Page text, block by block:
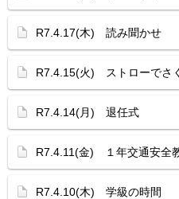
R7.4.17(木) 読み聞かせ
R7.4.15(火) ストローでさ
R7.4.14(月) 退任式
R7.4.11(金) １年交通安全
R7.4.10(木) 学級の時間